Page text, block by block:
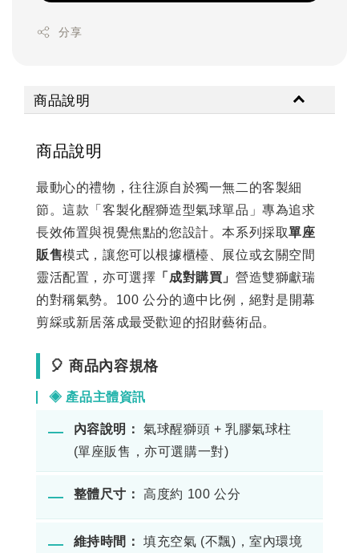
分享
商品說明
商品說明
最動心的禮物，往往源自於獨一無二的客製細
節。這款「客製化醒獅造型氣球單品」專為追求
長效佈置與視覺焦點的您設計。本系列採取單座
販售模式，讓您可以根據櫃檯、展位或玄關空間
靈活配置，亦可選擇 「成對購買」營造雙獅獻瑞
的對稱氣勢。100 公分的適中比例，絕對是開幕
剪綵或新居落成最受歡迎的招財藝術品。
🎈 商品內容規格
◈ 產品主體資訊
― 內容說明：
氣球醒獅頭 + 乳膠氣球柱
(單座販售，亦可選購一對)
― 整體尺寸： 高度約 100 公分
― 維持時間：
填充空氣 (不飄)，室內環境